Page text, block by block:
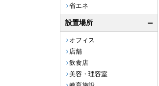
省エネ
設置場所
オフィス
店舗
飲食店
美容・理容室